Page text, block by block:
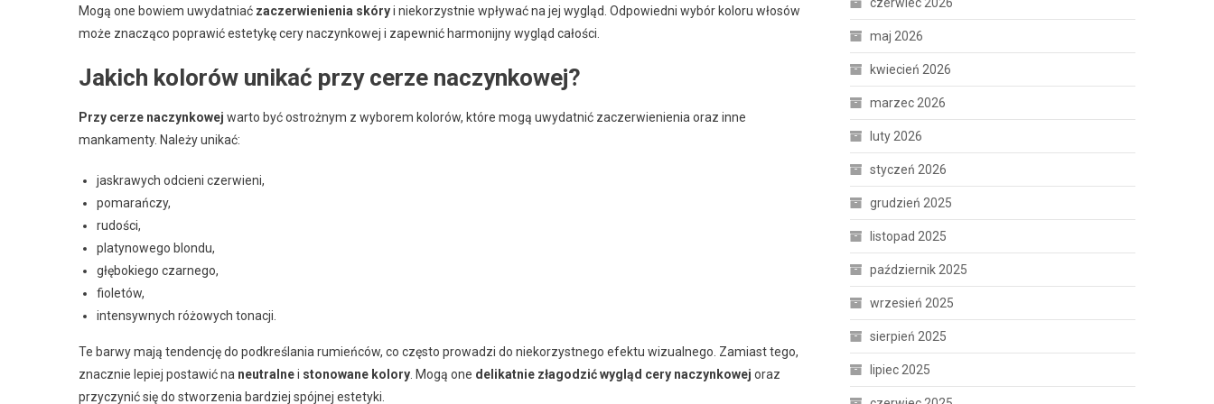
Mogą one bowiem uwydatniać zaczerwienienia skóryi niekorzystnie wpływać na jej wygląd. Odpowiedni wybór koloru włosów
może znacząco poprawić estetykę cery naczynkowej i zapewnić harmonijny wygląd całości.
Jakich kolorów unikać przy cerze naczynkowej?
Przy cerze naczynkowej warto być ostrożnym z wyborem kolorów, które mogą uwydatnić zaczerwienienia oraz inne
mankamenty. Należy unikać:
jaskrawych odcieni czerwieni,
pomarańczy,
rudości,
platynowego blondu,
głębokiego czarnego,
fioletów,
intensywnych różowych tonacji.
Te barwy mają tendencję do podkreślania rumieńców, co często prowadzi do niekorzystnego efektu wizualnego. Zamiast tego,
znacznie lepiej postawić na neutralnei stonowane kolory . Mogą one delikatnie złagodzić wygląd cery naczynkowej oraz
przyczynić się do stworzenia bardziej spójnej estetyki.
maj 2026
kwiecień 2026
marzec 2026
luty 2026
styczeń 2026
grudzień 2025
listopad 2025
październik 2025
wrzesień 2025
sierpień 2025
lipiec 2025